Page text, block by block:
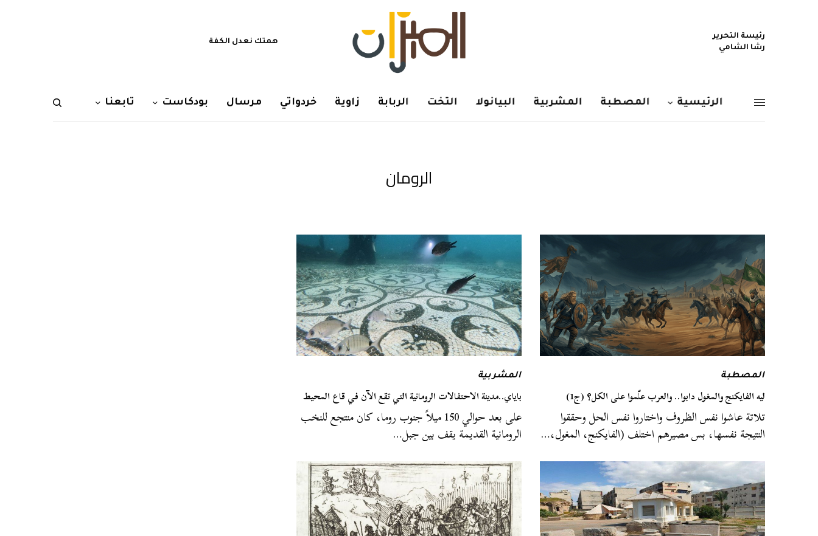
رئيسة التحرير
رشا الشامي
همتك نعدل الكفة
الرئيسية المصطبة المشربية البيانولا التخت الربابة زاوية خردواتي مرسال بودكاست تابعنا
الرومان
المصطبة
ليه الفايكنج والمغول دابوا.. والعرب علّموا على الكل؟ (ج1)
تلاتة عاشوا نفس الظروف واختاروا نفس الحل وحققوا
النتيجة نفسها، بس مصيرهم اختلف (الفايكنج، المغول،…
المشربية
باياي..مدينة الاحتفالات الرومانية التي تقع الآن في قاع المحيط
على بعد حوالي 150 ميلاً جنوب روما، كان منتجع للنخب
الرومانية القديمة يقف بين جبل…